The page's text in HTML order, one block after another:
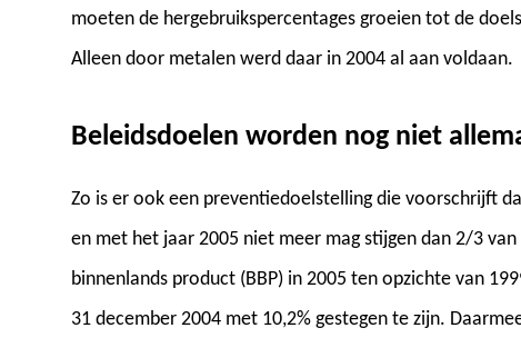
moeten de hergebruikspercentages groeien tot de
Alleen door metalen werd daar in 2004 al aan voldaan.
Beleidsdoelen worden nog niet
Zo is er ook een preventiedoelstelling die voorschrijft
en met het jaar 2005 niet meer mag stijgen dan 2/3
binnenlands product (BBP) in 2005 ten opzichte van
31 december 2004 met 10,2% gestegen te zijn.